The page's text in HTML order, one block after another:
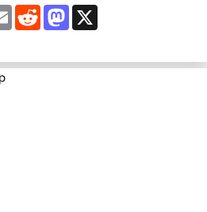
EmailRedditMastodon